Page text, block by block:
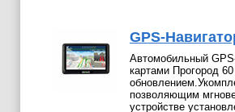
GPS-
Автомобильный
картами Прогород
позволяющим
устройстве